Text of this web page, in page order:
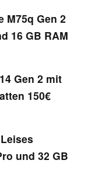
M75q Gen 2
16 GB RAM
Gen 2 mit
150€
und 32 GB